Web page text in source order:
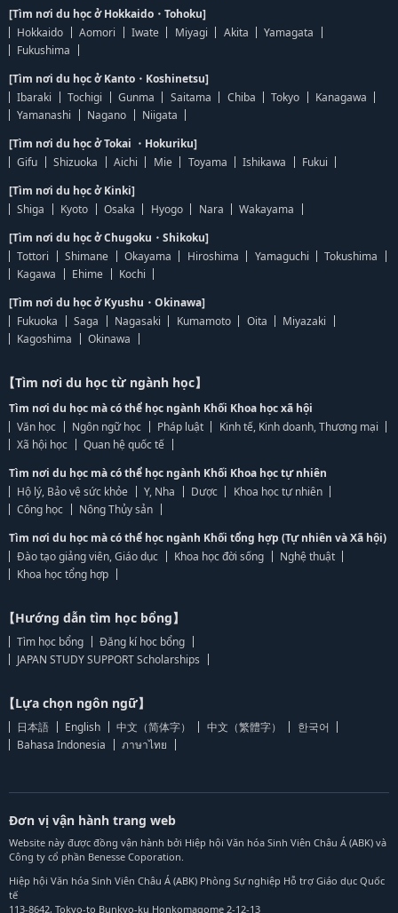
[Tìm nơi du học ở Hokkaido・Tohoku]
Hokkaido
Aomori Iwate Miyagi Akita
Yamagata
Fukushima
[Tìm nơi du học ở Kanto・Koshinetsu]
Ibaraki
Tochigi Gunma Saitama Chiba Tokyo
Kanagawa
Yamanashi
Nagano
Niigata
[Tìm nơi du học ở Tokai ・Hokuriku]
Gifu
Shizuoka Aichi Mie Toyama Ishikawa
Fukui
[Tìm nơi du học ở Kinki]
Shiga
Kyoto Osaka Hyogo Nara
Wakayama
[Tìm nơi du học ở Chugoku・Shikoku]
Tottori
Shimane Okayama Hiroshima Yamaguchi
Tokushima
Kagawa
Ehime
Kochi
[Tìm nơi du học ở Kyushu・Okinawa]
Fukuoka
Saga Nagasaki Kumamoto Oita
Miyazaki
Kagoshima
Okinawa
【Tìm nơi du học từ ngành học】
Tìm nơi du học mà có thể học ngành Khối Khoa học xã hội
Văn học
Ngôn ngữ học Pháp luật
Kinh tế, Kinh doanh, Thương mại
Xã hội học
Quan hệ quốc tế
Tìm nơi du học mà có thể học ngành Khối Khoa học tự nhiên
Hộ lý, Bảo vệ sức khỏe
Y, Nha Dược
Khoa học tự nhiên
Công học
Nông Thủy sản
Tìm nơi du học mà có thể học ngành Khối tổng hợp (Tự nhiên và Xã hội)
Đào tạo giảng viên, Giáo dục
Khoa học đời sống
Nghệ thuật
Khoa học tổng hợp
【Hướng dẫn tìm học bổng】
Tìm học bổng
Đăng kí học bổng
JAPAN STUDY SUPPORT Scholarships
【Lựa chọn ngôn ngữ】
日本語 English 中文（简体字） 中文（繁體字）
한국어
Bahasa Indonesia
ภาษาไทย
Đơn vị vận hành trang web
Website này được đồng vận hành bởi Hiệp hội Văn hóa Sinh Viên Châu Á (ABK) và
Công ty cổ phần Benesse Coporation.
Hiệp hội Văn hóa Sinh Viên Châu Á (ABK) Phòng Sự nghiệp Hỗ trợ Giáo dục Quốc
tế
113-8642, Tokyo-to Bunkyo-ku Honkomagome 2-12-13